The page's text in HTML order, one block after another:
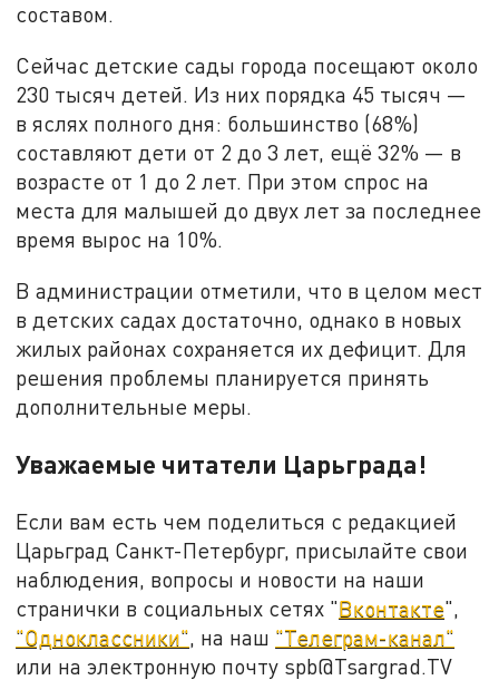
составом.
Сейчас детские сады города посещают около
230 тысяч детей. Из них порядка 45 тысяч —
в яслях полного дня: большинство (68%)
составляют дети от 2 до 3 лет, ещё 32% — в
возрасте от 1 до 2 лет. При этом спрос на
места для малышей до двух лет за последнее
время вырос на 10%.
В администрации отметили, что в целом мест
в детских садах достаточно, однако в новых
жилых районах сохраняется их дефицит. Для
решения проблемы планируется принять
дополнительные меры.
Уважаемые читатели Царьграда!
Если вам есть чем поделиться с редакцией
Царьград Санкт-Петербург, присылайте свои
наблюдения, вопросы и новости на наши
странички в социальных сетях "Вконтакте",
"Одноклассники", на наш "Телеграм-канал"
или на электронную почту spb@Tsargrad.TV